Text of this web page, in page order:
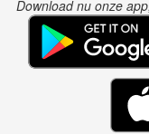
Download nu onze